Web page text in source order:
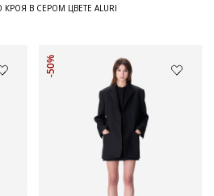
В СЕРОМ ЦВЕТЕ ALURI
-50%